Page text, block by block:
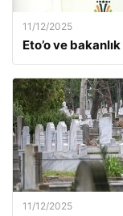
11/12/2025
Eto’o ve
11/12/2025